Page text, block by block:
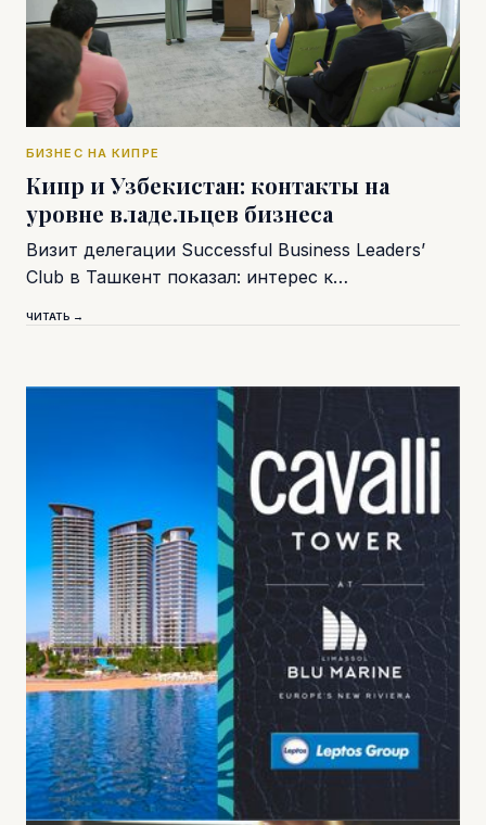
БИЗНЕС НА КИПРЕ
Кипр и Узбекистан: контакты на
уровне владельцев бизнеса
Визит делегации Successful Business Leaders’
Club в Ташкент показал: интерес к…
ЧИТАТЬ →